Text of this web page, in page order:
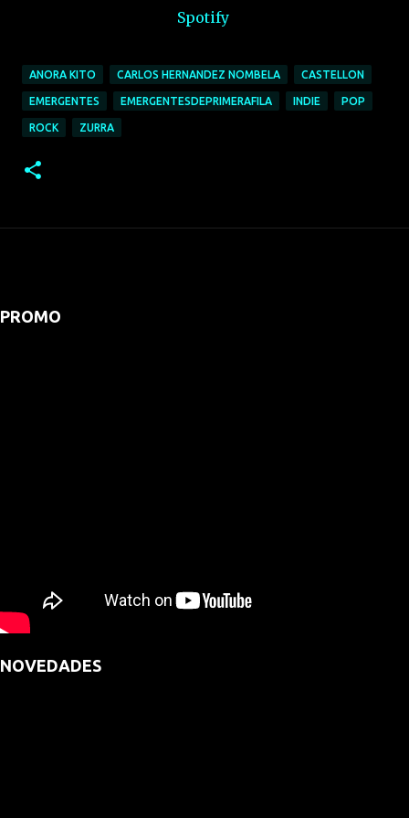
Spotify
ANORA KITO CARLOS HERNANDEZ NOMBELA CASTELLON
EMERGENTES EMERGENTESDEPRIMERAFILA INDIE POP
ROCK ZURRA
PROMO
NOVEDADES